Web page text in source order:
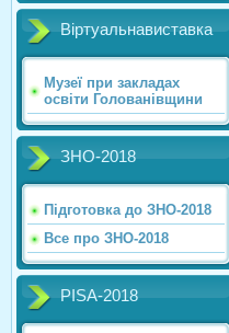
Віртуальнавиставка
Музеї при закладах
освіти Голованівщини
ЗНО-2018
Підготовка до ЗНО-2018
Все про ЗНО-2018
PISA-2018